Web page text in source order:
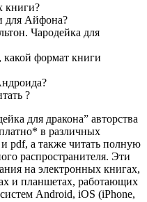
книги?
для Айфона?
Чародейка для
какой формат книги
?
для дракона” авторства
в различных
pdf, а также читать полную
распространителя. Эти
на электронных книгах,
и планшетах, работающих
Android, iOS (iPhone,